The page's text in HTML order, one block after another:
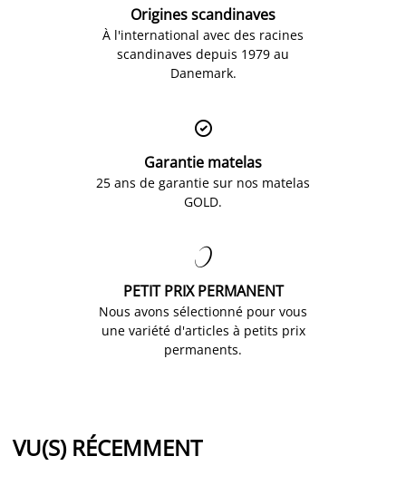
Origines scandinaves
À l'international avec des racines
scandinaves depuis 1979 au
Danemark.

Garantie matelas
25 ans de garantie sur nos matelas
GOLD.

PETIT PRIX PERMANENT
Nous avons sélectionné pour vous
une variété d'articles à petits prix
permanents.
VU(S) RÉCEMMENT